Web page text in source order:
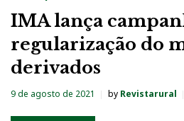
IMA lança
regularização do
derivados
9 de agosto de 2021 by Revistarural